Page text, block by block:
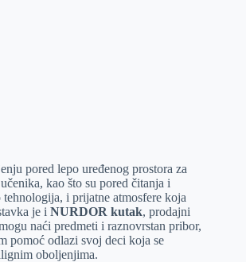
pored lepo uređenog prostora za
kao što su pored čitanja i
i prijatne atmosfere koja
je i NURDOR kutak, prodajni
naći predmeti i raznovrstan pribor,
pomoć odlazi svoj deci koja se
oboljenjima.